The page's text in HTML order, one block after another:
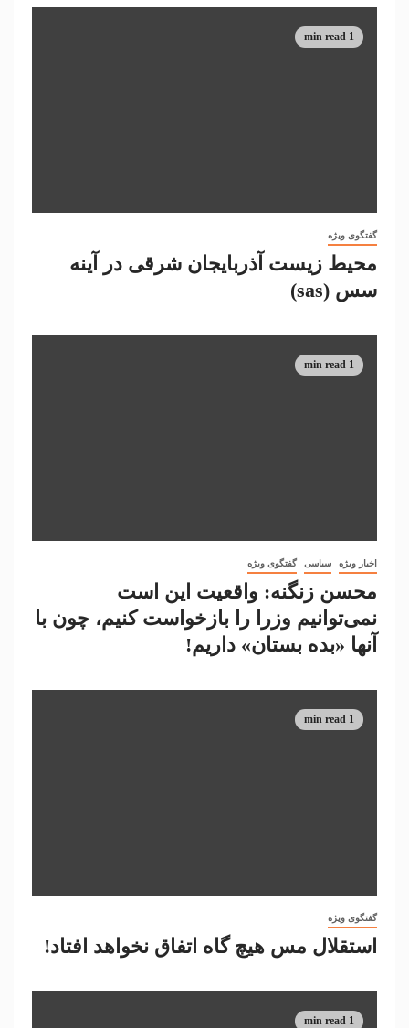
1 min read
گفتگوی ویژه
محیط زیست آذربایجان شرقی در آینه
سس (sas)
1 min read
اخبار ویژه سیاسی گفتگوی ویژه
محسن زنگنه: واقعیت این است
نمی‌توانیم وزرا را بازخواست کنیم، چون با
آنها «بده بستان» داریم!
1 min read
گفتگوی ویژه
استقلال مس هیچ گاه اتفاق نخواهد افتاد!
1 min read